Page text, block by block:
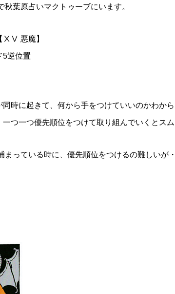
秋葉原占いマクトゥーブにいます。
ⅩⅤ 悪魔】
5逆位置
時に起きて、何から手をつけていいのかわから
つ一つ優先順位をつけて取り組んでいくとス
っている時に、優先順位をつけるの難しいが